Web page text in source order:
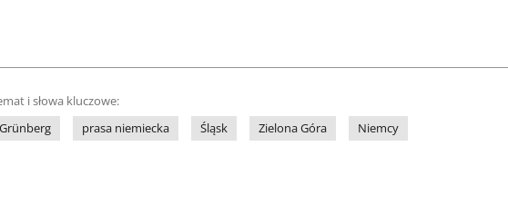
i słowa kluczowe:
Grünberg
prasa niemiecka Śląsk Zielona Góra Niemcy